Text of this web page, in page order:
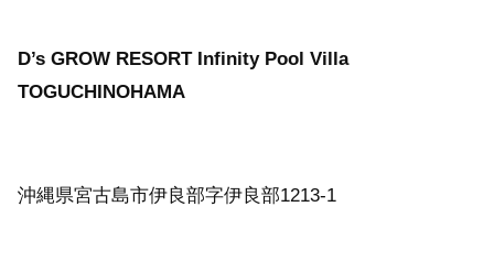
D’s GROW RESORT Infinity Pool Villa
TOGUCHINOHAMA
沖縄県宮古島市伊良部字伊良部1213-1